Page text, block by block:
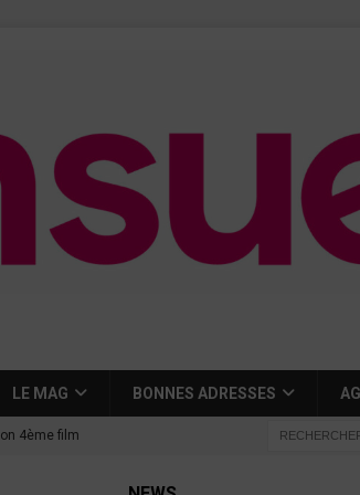
LE MAG BONNES ADRESSES
4ème film